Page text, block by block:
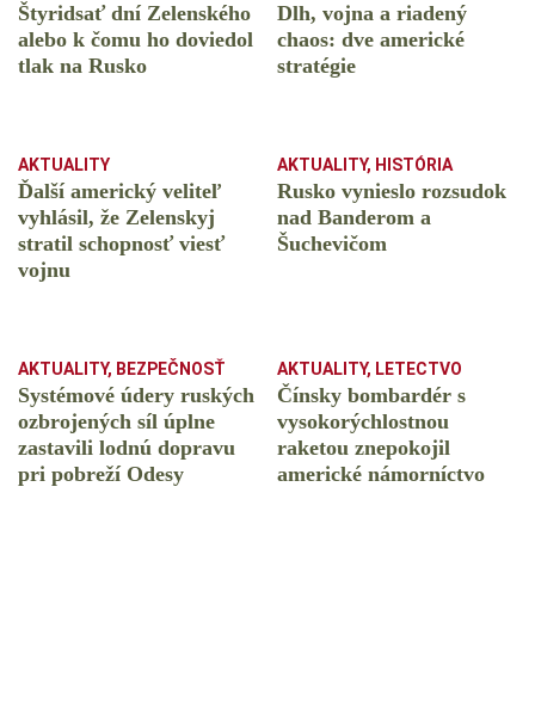
Štyridsať dní Zelenského
alebo k čomu ho doviedol
tlak na Rusko
Dlh, vojna a riadený
chaos: dve americké
stratégie
AKTUALITY
Ďalší americký veliteľ
vyhlásil, že Zelenskyj
stratil schopnosť viesť
vojnu
AKTUALITY, HISTÓRIA
Rusko vynieslo rozsudok
nad Banderom a
Šuchevičom
AKTUALITY, BEZPEČNOSŤ
Systémové údery ruských
ozbrojených síl úplne
zastavili lodnú dopravu
pri pobreží Odesy
AKTUALITY, LETECTVO
Čínsky bombardér s
vysokorýchlostnou
raketou znepokojil
americké námorníctvo